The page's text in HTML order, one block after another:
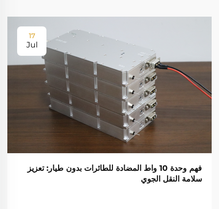
17
Jul
فهم وحدة 10 واط المضادة للطائرات بدون طيار: تعزيز
سلامة النقل الجوي